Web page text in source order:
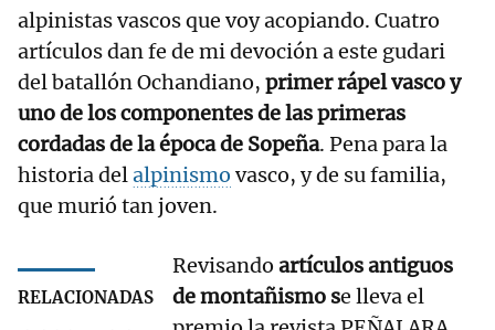
alpinistas vascos que voy acopiando. Cuatro
artículos dan fe de mi devoción a este gudari
del batallón Ochandiano, primer rápel vasco y
uno de los componentes de las primeras
cordadas de la época de Sopeña. Pena para la
historia delalpinismo vasco, y de su familia,
que murió tan joven.
RELACIONADAS
Revisando artículos antiguos
de montañismo se lleva el